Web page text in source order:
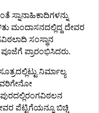
ಸ್ನಾನಾಹಿಕಾದಿಗಳನ್ನು
ಮಂದಾಸನದಲ್ಲಿದ್ದ ದೇವರ
ಸಂಸ್ಥಾನ
ಪ್ರಾರಂಭಿಸಿದರು.
ನಿರ್ಮಾಲ್ಯ
ಪೆಟ್ಟಿಗೆಯನ್ನೂ ಬಿಚ್ಚಿ